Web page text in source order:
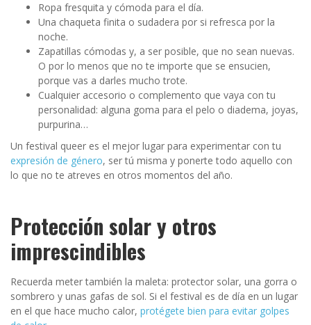
Ropa fresquita y cómoda para el día.
Una chaqueta finita o sudadera por si refresca por la
noche.
Zapatillas cómodas y, a ser posible, que no sean nuevas.
O por lo menos que no te importe que se ensucien,
porque vas a darles mucho trote.
Cualquier accesorio o complemento que vaya con tu
personalidad: alguna goma para el pelo o diadema, joyas,
purpurina…
Un festival queer es el mejor lugar para experimentar con tu
expresión de género, ser tú misma y ponerte todo aquello con
lo que no te atreves en otros momentos del año.
Protección solar y otros
imprescindibles
Recuerda meter también la maleta: protector solar, una gorra o
sombrero y unas gafas de sol. Si el festival es de día en un lugar
en el que hace mucho calor, protégete bien para evitar golpes